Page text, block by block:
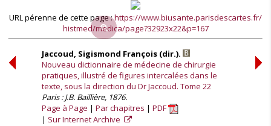
URL pérenne de cette page :https://www.biusante.parisdescartes.fr/
histmed/medica/page?32923x22&p=167
Jaccoud, Sigismond François (dir.).
Nouveau dictionnaire de médecine de chirurgie
pratiques, illustré de figures intercalées dans le
texte, sous la direction du Dr Jaccoud. Tome 22
Paris : J.B. Baillière, 1876.
Page à Page
Par chapitres
PDF
Sur Internet Archive